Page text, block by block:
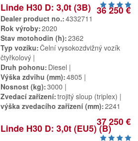
36 250 €
Linde H30 D: 3,0t (3B)
Dealer product no. 4332711
Rok výroby 2020
Stav motohodin (h) 2362
Typ vozíku Čelní vysokozdvižný vozík
čtyřkolový
Druh pohonu Diesel
Výška zdvihu (mm) 4805
Nosnost (kg) 3000
Zvedací zařízení trojitý sloup (triplex)
výška zvedacího zařízení (mm) 2241
37 250 €
Linde H30 D: 3,0t (EU5) (B)